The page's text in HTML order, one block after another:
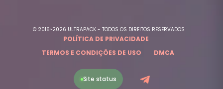
© 2016~2026 ULTRAPACK - TODOS OS DIREITOS RESERVADOS
POLÍTICA DE PRIVACIDADE
TERMOS E CONDIÇÕES DE USO
DMCA
Site status